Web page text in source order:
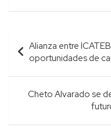
Navegación
de
entradas
Alianza entre
oportunidades de
Cheto Alvarado se